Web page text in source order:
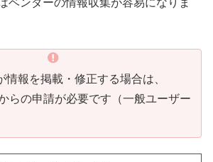
ベンダーの情報収集が容易になりま
情報を掲載・修正する場合は、
らの申請が必要です（一般ユーザー